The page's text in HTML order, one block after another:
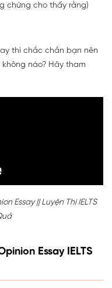
chứng cho thấy rằng)
thì chắc chắn bạn nên
nào? Hãy tham
Essay || Luyện Thi IELTS
Essay IELTS